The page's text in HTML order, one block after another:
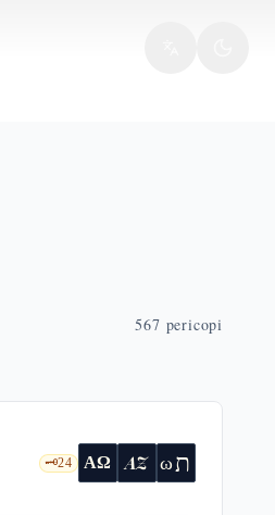
567 pericopi
🗝️24 ΑΩ AZ ωת